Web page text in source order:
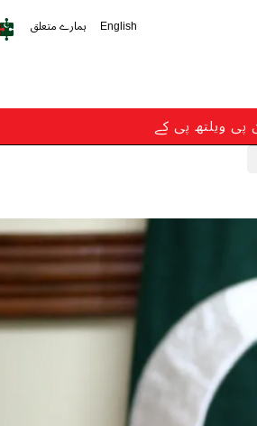
English ہمارے متعلق
پی ویلتھ پی کے